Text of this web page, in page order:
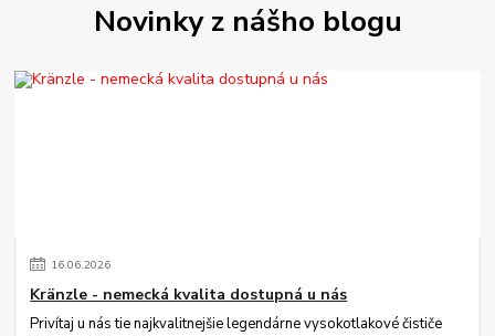
Novinky z nášho blogu
16.06.2026
Kränzle - nemecká kvalita dostupná u nás
Privítaj u nás tie najkvalitnejšie legendárne vysokotlakové čističe